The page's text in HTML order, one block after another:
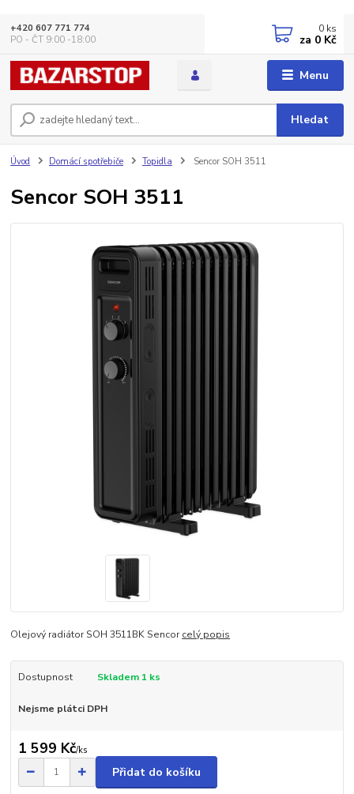
Menu
Hledat
+420 607 771 774
PO - ČT 9:00 -18:00
0 ks
za 0 Kč
Úvod Domácí spotřebiče Topidla Sencor SOH 3511
Sencor SOH 3511
Olejový radiátor SOH 3511BK Sencorcelý popis
Dostupnost Skladem 1 ks
Nejsme plátci DPH
1 599 Kč/ks
Přidat do košíku